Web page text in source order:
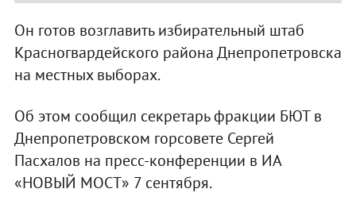
Он готов возглавить избирательный штаб
Красногвардейского района Днепропетровска
на местных выборах.
Об этом сообщил секретарь фракции БЮТ в
Днепропетровском горсовете Сергей
Пасхалов на пресс-конференции в ИА
«НОВЫЙ МОСТ» 7 сентября.